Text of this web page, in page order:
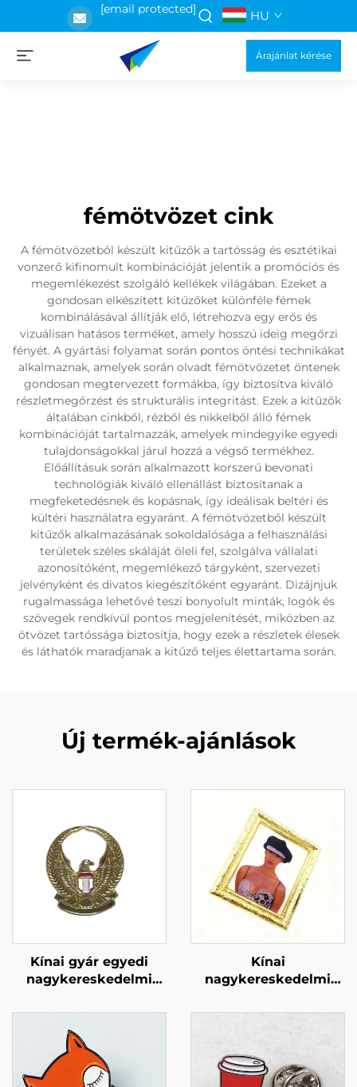
[email protected] HU
Árajánlat kérése
fémötvözet cink
A fémötvözetből készült kitűzők a tartósság és esztétikai
vonzerő kifinomult kombinációját jelentik a promóciós és
megemlékezést szolgáló kellékek világában. Ezeket a
gondosan elkészített kitűzőket különféle fémek
kombinálásával állítják elő, létrehozva egy erős és
vizuálisan hatásos terméket, amely hosszú ideig megőrzi
fényét. A gyártási folyamat során pontos öntési technikákat
alkalmaznak, amelyek során olvadt fémötvözetet öntenek
gondosan megtervezett formákba, így biztosítva kiváló
részletmegőrzést és strukturális integritást. Ezek a kitűzők
általában cinkből, rézből és nikkelből álló fémek
kombinációját tartalmazzák, amelyek mindegyike egyedi
tulajdonságokkal járul hozzá a végső termékhez.
Előállításuk során alkalmazott korszerű bevonati
technológiák kiváló ellenállást biztosítanak a
megfeketedésnek és kopásnak, így ideálisak beltéri és
kültéri használatra egyaránt. A fémötvözetből készült
kitűzők alkalmazásának sokoldalósága a felhasználási
területek széles skáláját öleli fel, szolgálva vállalati
azonosítóként, megemlékező tárgyként, szervezeti
jelvényként és divatos kiegészítőként egyaránt. Dizájnjuk
rugalmassága lehetővé teszi bonyolult minták, logók és
szövegek rendkívül pontos megjelenítését, miközben az
ötvözet tartóssága biztosítja, hogy ezek a részletek élesek
és láthatók maradjanak a kitűző teljes élettartama során.
Új termék-ajánlások
Kínai gyár egyedi
nagykereskedelmi
emájl tű
Kínai
nagykereskedelmi
különleges kézműves
kemény émállal